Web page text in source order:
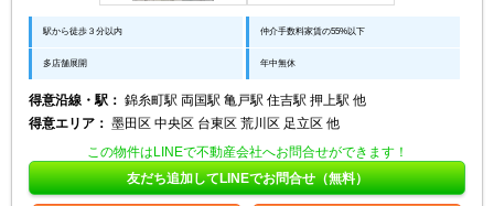
駅から徒歩３分以内 仲介手数料家賃の55%以下
多店舗展開 年中無休
得意沿線・駅： 錦糸町駅 両国駅 亀戸駅 住吉駅 押上駅 他
得意エリア： 墨田区 中央区 台東区 荒川区 足立区 他
この物件はLINEで不動産会社へお問合せができます！
友だち追加してLINEでお問合せ（無料）